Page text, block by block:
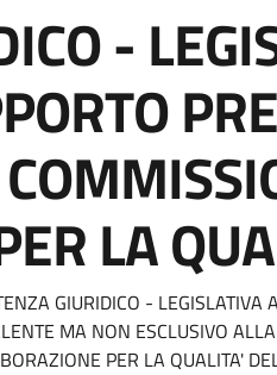
-
LA
GIURIDICO - LEGISLATIVA
MA NON ESCLUSIVO
PER LA QUALITA'